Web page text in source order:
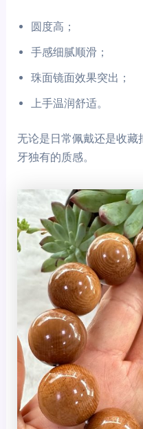
圆度高；
手感细腻顺滑；
珠面镜面效果突出；
上手温润舒适。
无论是日常佩戴还是收藏
牙独有的质感。